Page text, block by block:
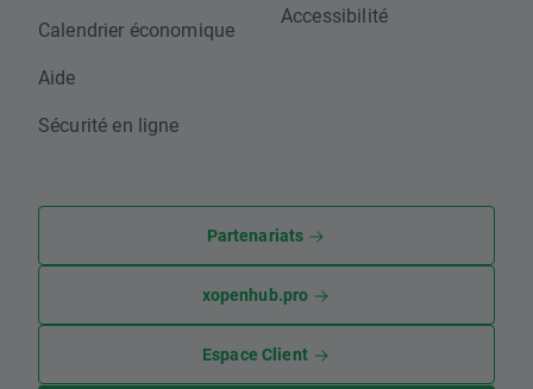
Calendrier économique
Aide
Sécurité en ligne
Accessibilité
Partenariats
xopenhub.pro
Espace Client